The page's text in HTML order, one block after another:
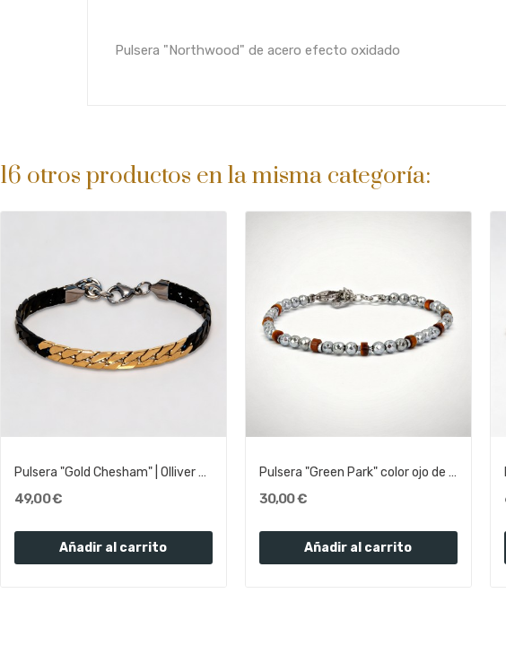
Pulsera "Northwood" de acero efecto oxidado
16 otros productos en la misma categoría:
Pulsera "Gold Chesham" | Olliver Abbott
49,00 €
Añadir al carrito
Pulsera "Green Park" color ojo de tigre |...
30,00 €
Añadir al carrito